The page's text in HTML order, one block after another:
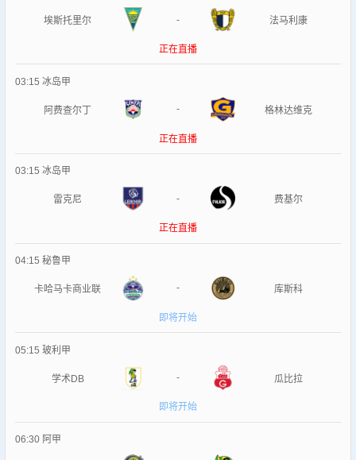
埃斯托里尔 - 法马利康
正在直播
03:15 冰岛甲
阿费查尔丁 - 格林达维克
正在直播
03:15 冰岛甲
雷克尼 - 费基尔
正在直播
04:15 秘鲁甲
卡哈马卡商业联 - 库斯科
即将开始
05:15 玻利甲
学术DB - 瓜比拉
即将开始
06:30 阿甲